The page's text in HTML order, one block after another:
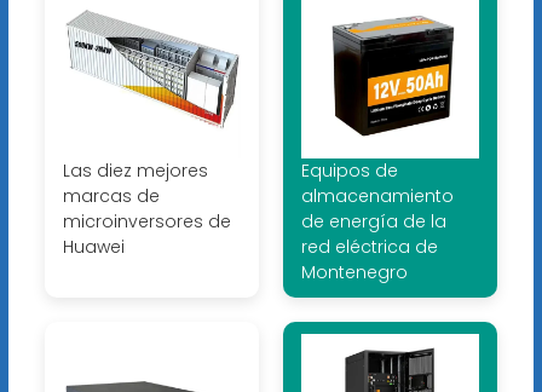
Las diez mejores
marcas de
microinversores de
Huawei
Equipos de
almacenamiento
de energía de la
red eléctrica de
Montenegro